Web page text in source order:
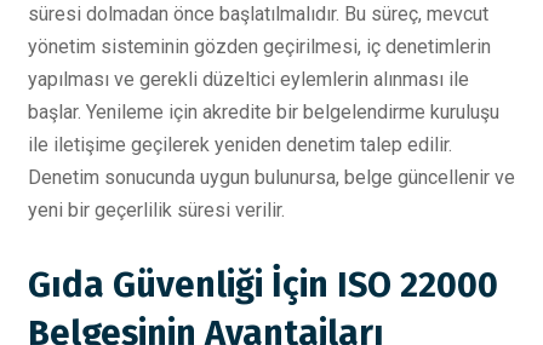
süresi dolmadan önce başlatılmalıdır. Bu süreç, mevcut
yönetim sisteminin gözden geçirilmesi, iç denetimlerin
yapılması ve gerekli düzeltici eylemlerin alınması ile
başlar. Yenileme için akredite bir belgelendirme kuruluşu
ile iletişime geçilerek yeniden denetim talep edilir.
Denetim sonucunda uygun bulunursa, belge güncellenir ve
yeni bir geçerlilik süresi verilir.
Gıda Güvenliği İçin ISO 22000
Belgesinin Avantajları